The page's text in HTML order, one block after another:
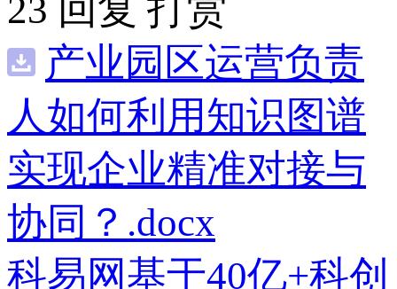
23 回复 打赏
产业园区运营负责
人如何利用知识图谱
实现企业精准对接与
协同？.docx
科易网基于40亿+科创